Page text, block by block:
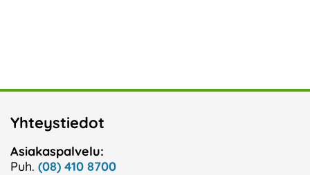
Yhteystiedot
Asiakaspalvelu:
Puh. (08) 410 8700